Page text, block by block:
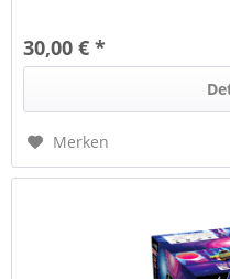
30,00 € *
Merken